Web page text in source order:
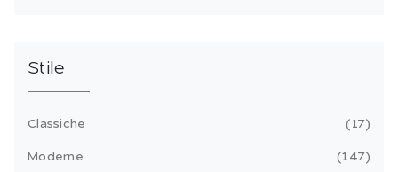
Stile
Classiche 17
Moderne 147